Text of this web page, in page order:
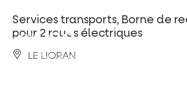
Services transports, Borne de
pour 2 roues électriques
LE LIORAN